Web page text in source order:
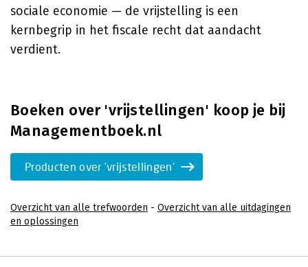
sociale economie — de vrijstelling is een
kernbegrip in het fiscale recht dat aandacht
verdient.
Boeken over 'vrijstellingen' koop je bij
Managementboek.nl
Producten over 'vrijstellingen'
Overzicht van alle trefwoorden - Overzicht van alle uitdagingen
en oplossingen